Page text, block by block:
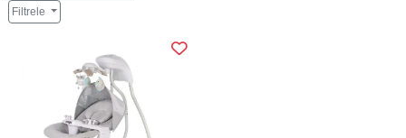
Filtrele